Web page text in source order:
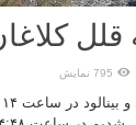
795 نمایش